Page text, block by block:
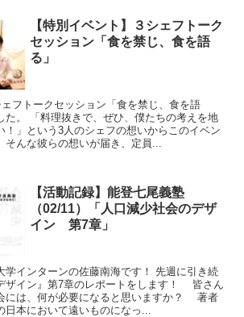
【特別イベント】３シェフトーク
セッション「食を禁じ、食を語
る」
フトークセッション「食を禁じ、食を語
た。 「料理抜きで、ぜひ、僕たちの考えを地
！」という3人のシェフの想いからこのイベン
そんな彼らの想いが届き、定員...
【活動記録】能登七尾義塾
（02/11）「人口減少社会のデザ
イン 第7章」
学インターンの佐藤南海です！ 先週に引き続
ザイン』第7章のレポートをします！ 皆さん
には、何が必要になると思いますか？ 著者
本において遠いものになっ...